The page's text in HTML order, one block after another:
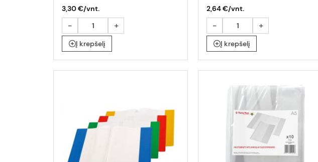
3,30 €/vnt.
- +
Į krepšelį
2,64 €/vnt.
- +
Į krepšelį